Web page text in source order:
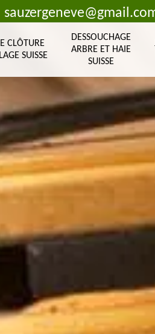
CLÔTURE
SUISSE
DESSOUCHAGE
ARBRE ET HAIE
SUISSE